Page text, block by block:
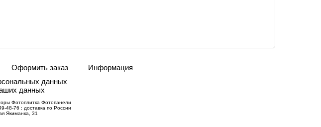
Оформить заказ
Информация
данных
данных
Фотоплитка Фотопанели
48-76 : доставка по России
Якиманка, 31